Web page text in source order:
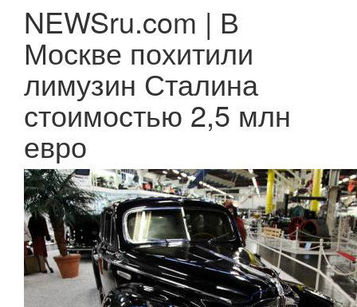
NEWSru.com | В
Москве похитили
лимузин Сталина
стоимостью 2,5 млн
евро